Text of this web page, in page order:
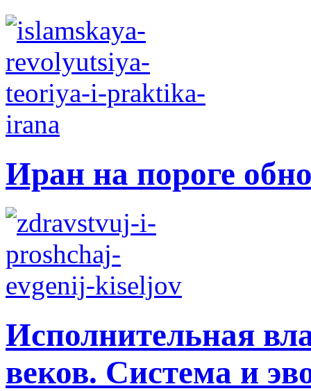
Иран на пороге
Исполнительная
веков. Система и